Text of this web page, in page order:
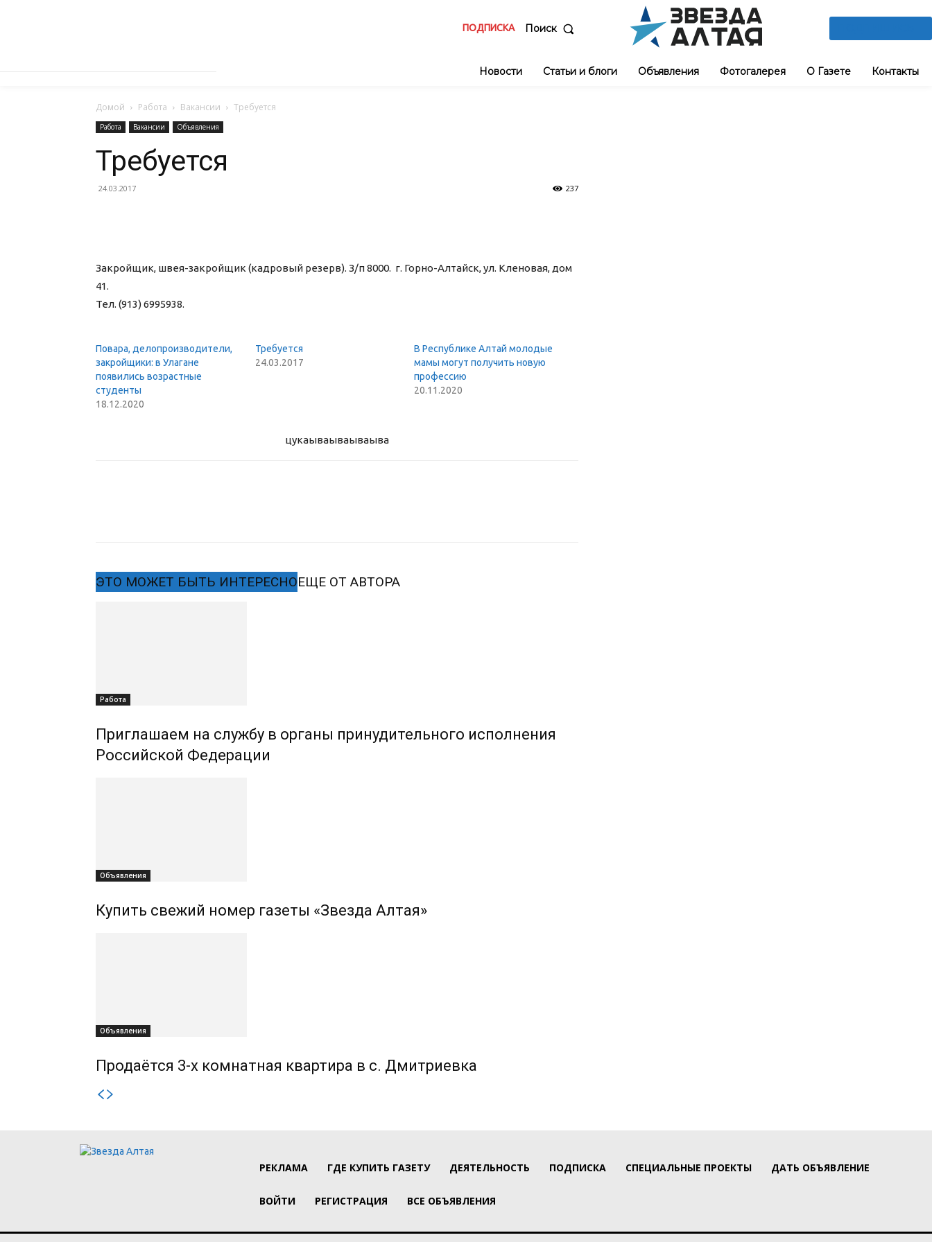
ПОДПИСКА Поиск
Новости Статьи и блоги Объявления Фотогалерея О Газете Контакты
Домой Работа Вакансии Требуется
Работа Вакансии Объявления
Требуется
24.03.2017 237
Закройщик, швея-закройщик (кадровый резерв). З/п 8000. г. Горно-Алтайск, ул. Кленовая, дом
41.
Тел. (913) 6995938.
Повара, делопроизводители,
закройщики: в Улагане
появились возрастные
студенты
18.12.2020
Требуется
24.03.2017
В Республике Алтай молодые
мамы могут получить новую
профессию
20.11.2020
цукаываываываыва
ЭТО МОЖЕТ БЫТЬ ИНТЕРЕСНОЕЩЕ ОТ АВТОРА
Работа
Приглашаем на службу в органы принудительного исполнения
Российской Федерации
Объявления
Купить свежий номер газеты «Звезда Алтая»
Объявления
Продаётся 3-х комнатная квартира в с. Дмитриевка
РЕКЛАМА ГДЕ КУПИТЬ ГАЗЕТУ ДЕЯТЕЛЬНОСТЬ ПОДПИСКА СПЕЦИАЛЬНЫЕ ПРОЕКТЫ ДАТЬ ОБЪЯВЛЕНИЕ
ВОЙТИ РЕГИСТРАЦИЯ ВСЕ ОБЪЯВЛЕНИЯ